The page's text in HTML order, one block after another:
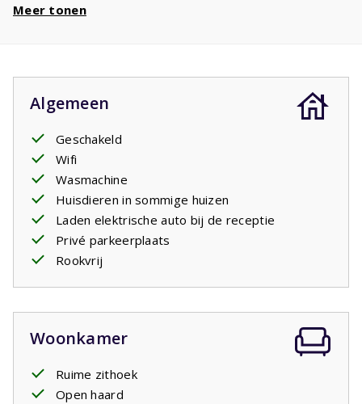
Comfortabeleboxspringbeddenstaan klaar, twee
eenpersoonsbedden op alledrie de slaapkamers. Een
badkamer
ensuitemet ligbad, dubbele wastafel en een aparte
douche. Op de etage is de
ligbad, dubbele wastafel en aparte douche. Er zijn twee
aparte toiletten. In de berging staat de wasmachine.
Meer tonen
Algemeen
Geschakeld
Wifi
Wasmachine
Huisdieren in sommige huizen
Laden elektrische auto bij de receptie
Privé parkeerplaats
Rookvrij
Woonkamer
Ruime zithoek
Open haard